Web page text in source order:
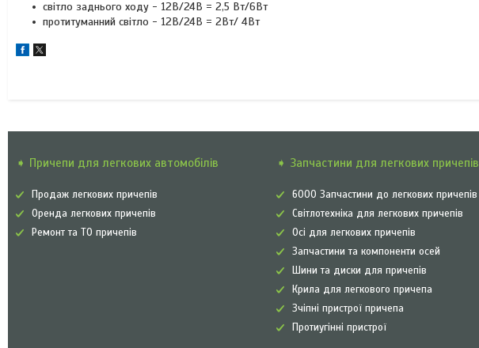
світло заднього ходу - 12В/24B = 2,5 Вт/6Вт
протитуманний світло - 12В/24B = 2Вт/ 4Вт
➧ Причепи для легкових автомобілів
Продаж легкових причепів
Оренда легкових причепів
Ремонт та ТО причепів
➧ Запчастини для легкових причепів
6000 Запчастини до легкових причепів
Світлотехніка для легкових причепів
Осі для легкових причепів
Запчастини та компоненти осей
Шини та диски для причепів
Крила для легкового причепа
Зчіпні пристрої причепа
Протиугінні пристрої